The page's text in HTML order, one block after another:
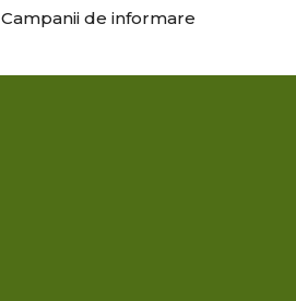
Campanii de informare